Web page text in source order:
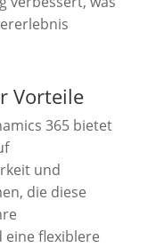
Vorteile
365 bietet
und
die diese
flexiblere